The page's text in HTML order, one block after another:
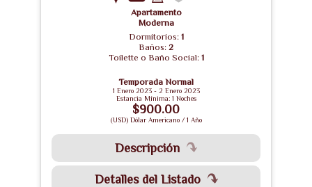
Apartamento
Moderna
Dormitorios: 1
Baños: 2
Toilette o Baño Social: 1
Temporada Normal
1 Enero 2023 - 2 Enero 2023
Estancia Mínima: 1 Noches
$900.00
(USD) Dólar Americano / 1 Año
Descripción
Detalles del Listado